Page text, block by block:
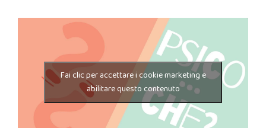
Fai clic per accettare i cookie marketing e
abilitare questo contenuto